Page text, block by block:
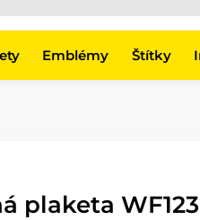
Emblémy Štítky
plaketa